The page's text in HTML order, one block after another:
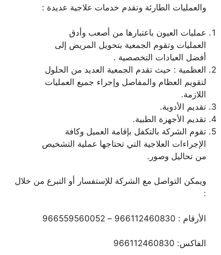
والعمليات الطارئة وتقدم خدمات علاجية عديدة :
عمليات العيون باعتبارها من أصعب وأدق
العمليات وتقوم الجمعية بتحويل المريض إلى
أفضل العيادات التخصصية .
العظمية : حيث تقدم الجمعية العديد من الحلول
لتقويم العظام والمفاصل وإجراء جميع العمليات
اللازمة.
تقديم الأدوية.
تقديم الأجهزة الطبية.
تقوم الشركة بالتكفل بإقامة العميل وكافة
الإجراءات العلاجية التي تحتاجها عملية التشخيص
من تحاليل وصور.
ويمكن التواصل مع الشركة للإستفسار أو التبرع من خلال
:
الأرقام : 966112460830 – 966559560052
الفاكس: 966112460830